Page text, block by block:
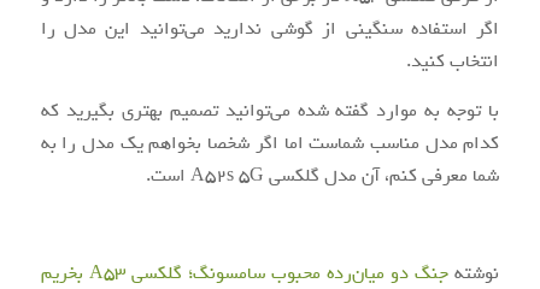
اگر استفاده سنگینی از گوشی ندارید می‌توانید این مدل را
انتخاب کنید.
با توجه به موارد گفته شده می‌توانید تصمیم بهتری بگیرید که
کدام مدل مناسب شماست اما اگر شخصا بخواهم یک مدل را به
شما معرفی کنم، آن مدل گلکسی A52s 5G است.
نوشته
جنگ دو میان‌رده محبوب سامسونگ؛ گلکسی A53 بخریم